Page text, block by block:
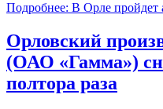
Подробнее: В Орле пройдет
Орловский
(ОАО «Гамма»)
полтора раза